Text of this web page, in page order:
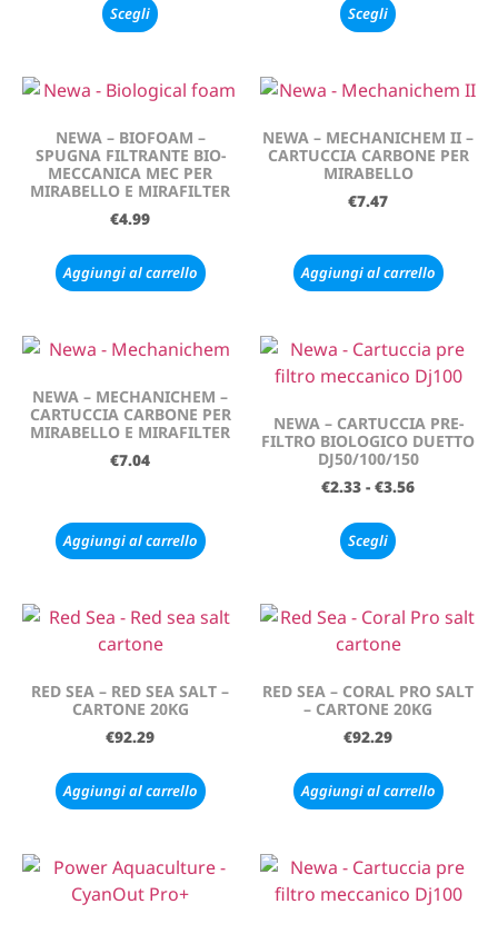
Scegli Scegli
NEWA – BIOFOAM –
SPUGNA FILTRANTE BIO-
MECCANICA MEC PER
MIRABELLO E MIRAFILTER
€4.99
Aggiungi al carrello
NEWA – MECHANICHEM II –
CARTUCCIA CARBONE PER
MIRABELLO
€7.47
Aggiungi al carrello
NEWA – MECHANICHEM –
CARTUCCIA CARBONE PER
MIRABELLO E MIRAFILTER
€7.04
Aggiungi al carrello
NEWA – CARTUCCIA PRE-
FILTRO BIOLOGICO DUETTO
DJ50/100/150
€2.33 - €3.56
Scegli
RED SEA – RED SEA SALT –
CARTONE 20KG
€92.29
Aggiungi al carrello
RED SEA – CORAL PRO SALT
– CARTONE 20KG
€92.29
Aggiungi al carrello